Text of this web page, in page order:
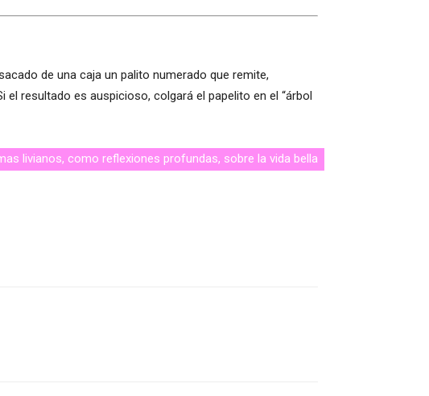
de una caja un palito numerado que remite,
resultado es auspicioso, colgará el papelito en el “árbol